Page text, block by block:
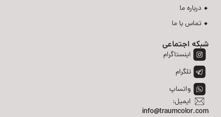
درباره ما
تماس با ما
شبکه اجتماعی
اینستاگرام
تلگرام
واتساپ
ایمیل:
info@traumcolor.com